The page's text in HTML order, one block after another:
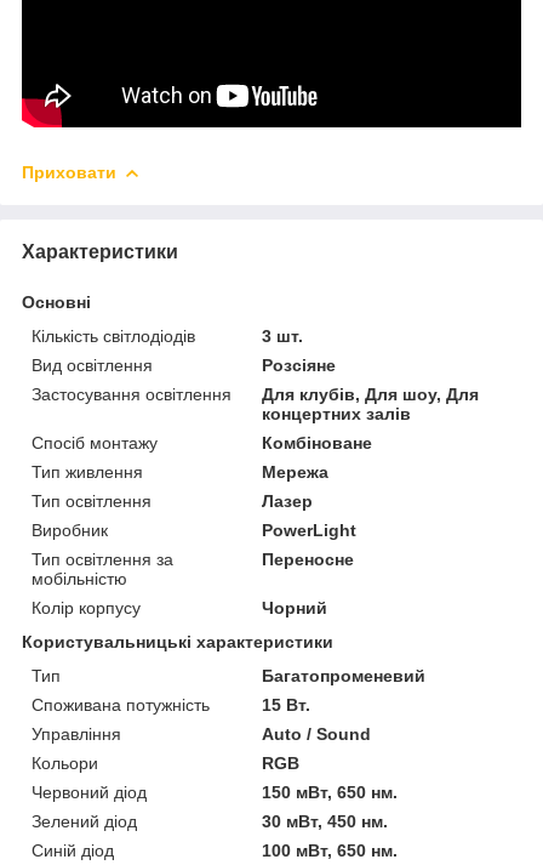
Приховати
Характеристики
Основні
Кількість світлодіодів
3 шт.
Вид освітлення
Розсіяне
Застосування освітлення
Для клубів, Для шоу, Для
концертних залів
Спосіб монтажу
Комбіноване
Тип живлення
Мережа
Тип освітлення
Лазер
Виробник
PowerLight
Тип освітлення за
мобільністю
Переносне
Колір корпусу
Чорний
Користувальницькі характеристики
Тип
Багатопроменевий
Споживана потужність
15 Вт.
Управління
Auto / Sound
Кольори
RGB
Червоний діод
150 мВт, 650 нм.
Зелений діод
30 мВт, 450 нм.
Синій діод
100 мВт, 650 нм.